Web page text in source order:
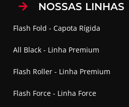
NOSSAS LINHAS
Flash Fold - Capota Rígida
All Black - Linha Premium
Flash Roller - Linha Premium
Flash Force - Linha Force